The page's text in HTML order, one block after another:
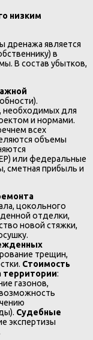
низким
дренажа является
в
В состав убытков,
необходимых для
и нормами.
всех
объемы
или федеральные
сметная прибыль и
цокольного
отделки,
новой стяжки,
трещин,
Стоимость
территории:
газонов,
Судебные
экспертизы